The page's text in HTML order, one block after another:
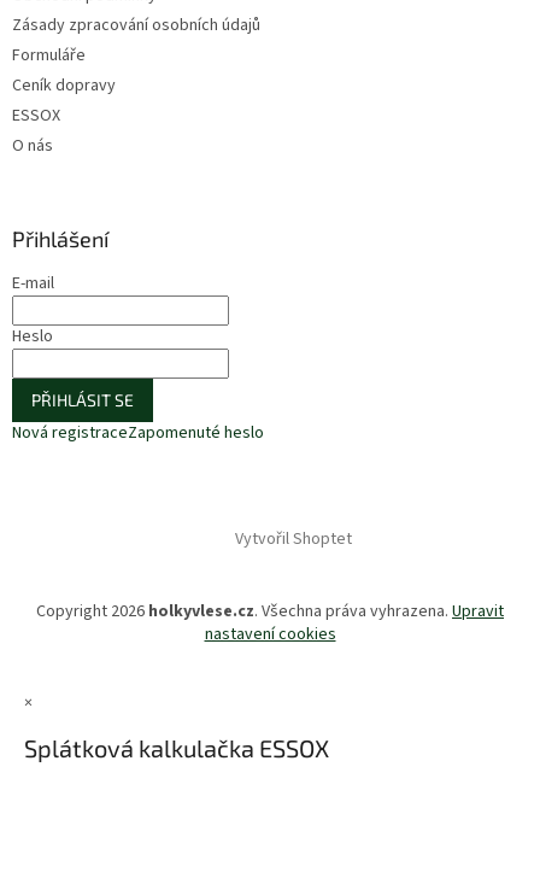
Zásady zpracování osobních údajů
Formuláře
Ceník dopravy
ESSOX
O nás
Přihlášení
E-mail
Heslo
PŘIHLÁSIT SE
Nová registraceZapomenuté heslo
Vytvořil Shoptet
Copyright 2026 holkyvlese.cz. Všechna práva vyhrazena. Upravit
nastavení cookies
×
Splátková kalkulačka ESSOX